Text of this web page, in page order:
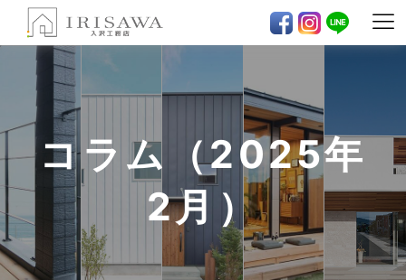
コラム（2025年
2月）